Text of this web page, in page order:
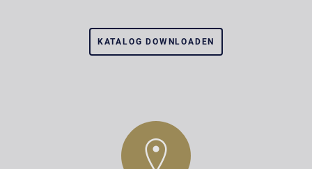
KATALOG DOWNLOADEN